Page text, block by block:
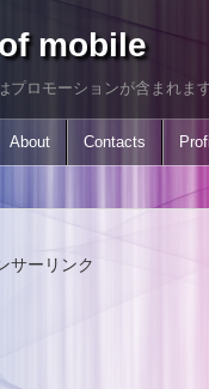
mobile
プロモーションが含まれます
About Contacts
サーリンク